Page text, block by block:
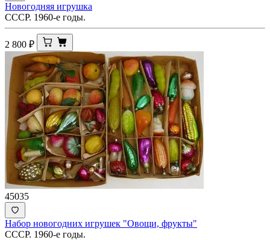
Новогодняя игрушка
СССР. 1960-е годы.
2 800 ₽
45035
Набор новогодних игрушек "Овощи, фрукты"
СССР. 1960-е годы.